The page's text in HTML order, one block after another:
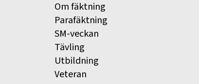
Om fäktning
Parafäktning
SM-veckan
Tävling
Utbildning
Veteran